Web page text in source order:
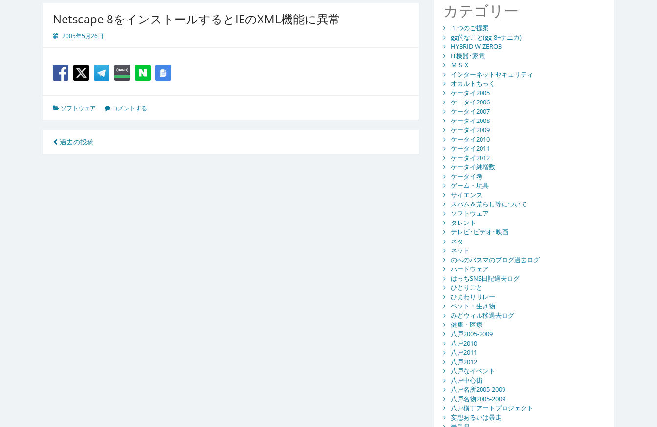
Netscape 8をインストールするとIEのXML機能に異常
2005年5月26日
ソフトウェア コメントする
投
稿
過去の投稿
カテゴリー
１つのご提案
gg的なこと(gg-8+ナニカ)
HYBRID W-ZERO3
IT機器･家電
ＭＳＸ
インターネットセキュリティ
オカルトちっく
ケータイ2005
ケータイ2006
ケータイ2007
ケータイ2008
ケータイ2009
ケータイ2010
ケータイ2011
ケータイ2012
ケータイ純増数
ケータイ考
ゲーム・玩具
サイエンス
スパム＆荒らし等について
ソフトウェア
タレント
テレビ･ビデオ･映画
ネタ
ネット
のへのバスマのブログ過去ログ
ハードウェア
はっちSNS日記過去ログ
ひとりごと
ひまわりリレー
ペット・生き物
みどウィル移過去ログ
健康・医療
八戸2005-2009
八戸2010
八戸2011
八戸2012
八戸なイベント
八戸中心街
八戸名所2005-2009
八戸名物2005-2009
八戸横丁アートプロジェクト
妄想あるいは暴走